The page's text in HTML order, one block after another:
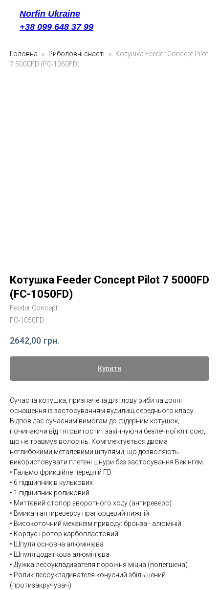
Norfin Ukraine
+38 099 648 37 99
Головна Риболовні снасті
Котушка Feeder Concept Pilot
7 5000FD (FC-1050FD)
Котушка Feeder Concept Pilot 7 5000FD
(FC-1050FD)
Feeder Concept
FC-1050FD
2642,00 грн.
Купити
Сучасна котушка, призначена для лову риби на донні
оснащення із застосуванням вудилищ середнього класу.
Відповідає сучасним вимогам до фідерним котушок,
починаючи від тяговитости і закінчуючи безпечної кліпсою,
що не травмує волосінь. Комплектується двома
неглибокими металевими шпулями, що дозволяють
використовувати плетені шнури без застосування Бекінгем.
• Гальмо фрикційне передній FD
• 6 підшипників кулькових
• 1 підшипник роликовий
• Миттєвий стопор зворотного ходу (антиреверс)
• Вмикач антиреверсу прапорцевий нижній
• Високоточний механізм приводу: бронза - алюміній
• Корпус і ротор карбопластовий
• Шпуля основна алюмінієва
• Шпуля додаткова алюмінієва
• Дужка лесоукладивателя порожня міцна (полегшена)
• Ролик лесоукладивателя конусний збільшений
(протизакручувач)